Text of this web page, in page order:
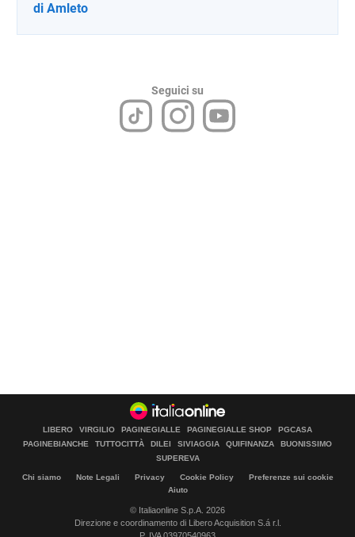
di Amleto
Seguici su
LIBERO VIRGILIO PAGINEGIALLE PAGINEGIALLE SHOP
PGCASA
PAGINEBIANCHE
TUTTOCITTÀ DILEI SIVIAGGIA QUIFINANZA
BUONISSIMO
SUPEREVA
Chi siamo Note Legali Privacy Cookie Policy
Preferenze sui cookie
Aiuto
© Italiaonline S.p.A. 2026
Direzione e coordinamento di Libero Acquisition S.á r.l.